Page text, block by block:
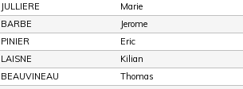
JULLIERE Marie
BARBE Jerome
PINIER Eric
LAISNE Kilian
BEAUVINEAU Thomas